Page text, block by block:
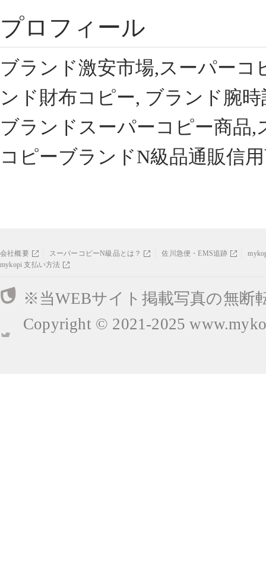
プロフィール
ブランド激安市場,スーパー
ンド財布コピー, ブランド腕
ブランドスーパーコピー商品
コピーブランドN級品通販信
会社概要 スーパーコピーN級品とは？ 佐川急便・EMS追跡
mykopi 支払い方法
※当WEBサイト掲載写真の無断
Copyright © 2021-2025